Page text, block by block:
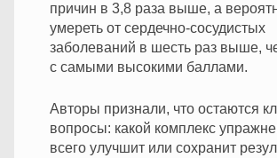
причин в 3,8 раза выше, а
умереть от сердечно-сосудистых
заболеваний в шесть раз выше,
с самыми высокими баллами.
Авторы признали, что остаются
вопросы: какой комплекс
всего улучшит или сохранит